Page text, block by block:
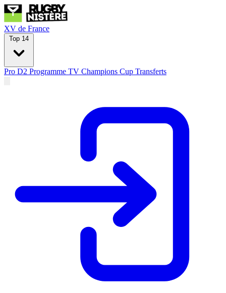
XV de France
Top 14
Pro D2 Programme TV Champions Cup Transferts